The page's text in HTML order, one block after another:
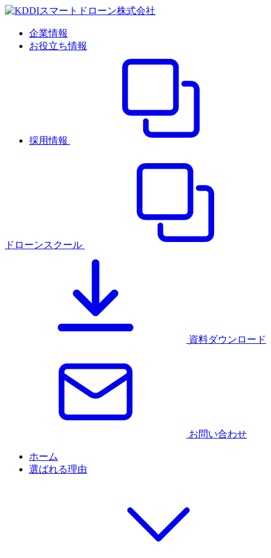
企業情報
お役立ち情報
採用情報
ドローンスクール
資料ダウンロード
お問い合わせ
ホーム
選ばれる理由